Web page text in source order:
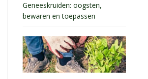
Geneeskruiden: oogsten,
bewaren en toepassen